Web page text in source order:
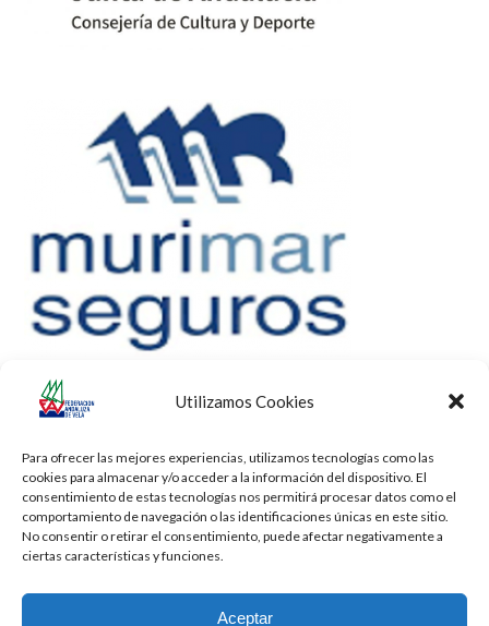
Utilizamos Cookies
Para ofrecer las mejores experiencias, utilizamos tecnologías como las
cookies para almacenar y/o acceder a la información del dispositivo. El
consentimiento de estas tecnologías nos permitirá procesar datos como el
comportamiento de navegación o las identificaciones únicas en este sitio.
No consentir o retirar el consentimiento, puede afectar negativamente a
ciertas características y funciones.
Aceptar